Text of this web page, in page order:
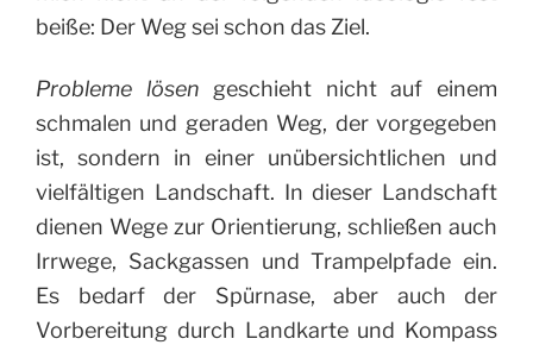
beiße: Der Weg sei schon das Ziel.
Probleme lösen geschieht nicht auf einem
schmalen und geraden Weg, der vorgegeben
ist, sondern in einer unübersichtlichen und
vielfältigen Landschaft. In dieser Landschaft
dienen Wege zur Orientierung, schließen auch
Irrwege, Sackgassen und Trampelpfade ein.
Es bedarf der Spürnase, aber auch der
Vorbereitung durch Landkarte und Kompass